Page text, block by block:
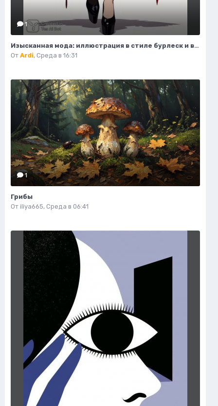
1
Изысканная мода: иллюстрация в стиле бурлеск и высокой моды. Картинка из нейронной сети Flux.1
От Ardi, Среда в 16:31
1
Грибы
От iliya665, Среда в 06:41